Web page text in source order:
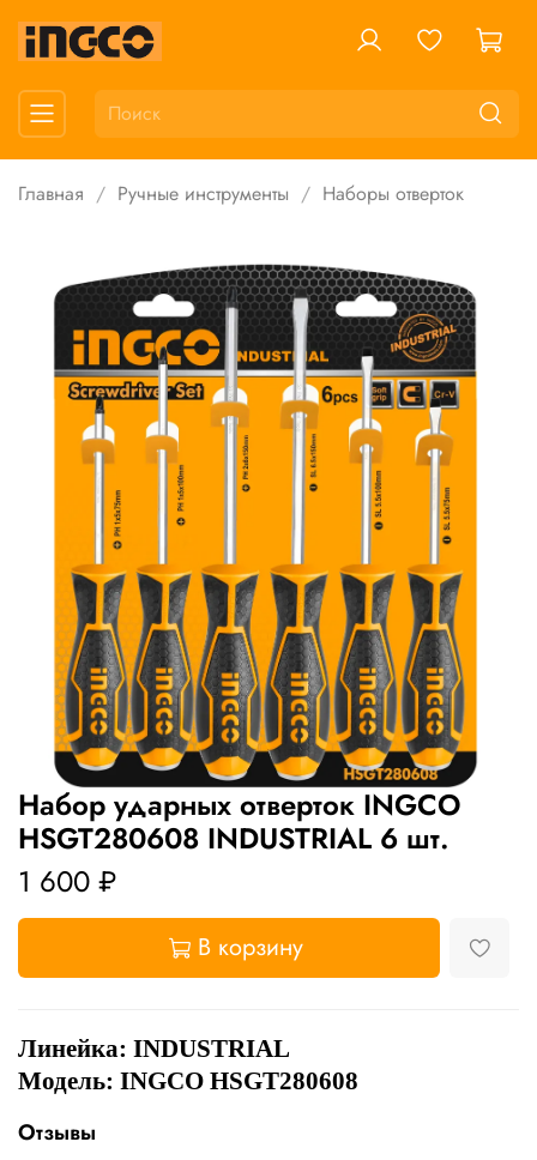
Главная Ручные инструменты Наборы отверток
Набор ударных отверток INGCO
HSGT280608 INDUSTRIAL 6 шт.
1 600 ₽
В корзину
Линейка: INDUSTRIAL
Модель: INGCO HSGT280608
Отзывы